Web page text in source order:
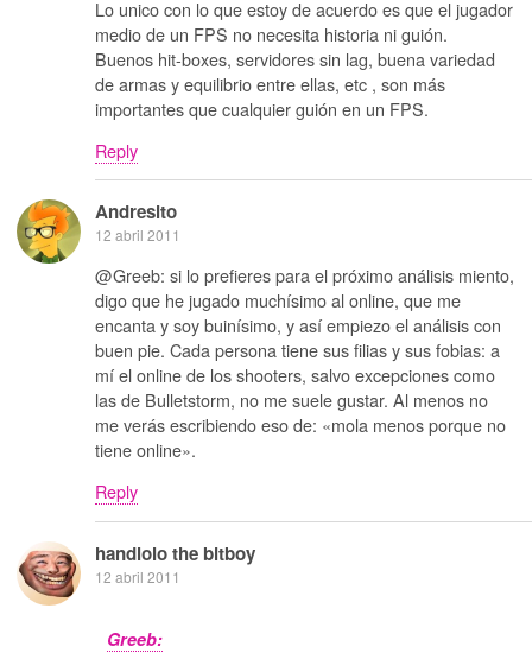
Lo unico con lo que estoy de acuerdo es que el jugador
medio de un FPS no necesita historia ni guión.
Buenos hit-boxes, servidores sin lag, buena variedad
de armas y equilibrio entre ellas, etc , son más
importantes que cualquier guión en un FPS.
Reply
Andresito
12 abril 2011
@Greeb: si lo prefieres para el próximo análisis miento,
digo que he jugado muchísimo al online, que me
encanta y soy buinísimo, y así empiezo el análisis con
buen pie. Cada persona tiene sus filias y sus fobias: a
mí el online de los shooters, salvo excepciones como
las de Bulletstorm, no me suele gustar. Al menos no
me verás escribiendo eso de: «mola menos porque no
tiene online».
Reply
handlolo the bitboy
12 abril 2011
Greeb: